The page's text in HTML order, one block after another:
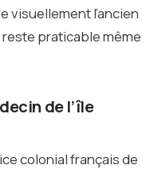
visuellement l’ancien
reste praticable même
de l’île
colonial français de